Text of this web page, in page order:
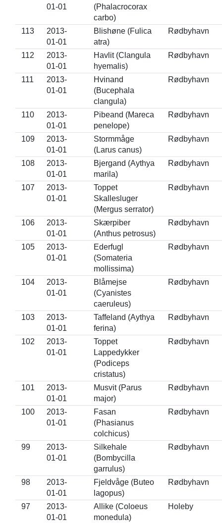
01-01
(Phalacrocorax
carbo)
113
2013-
01-01
Blishøne (Fulica
atra)
Rødbyhavn
112
2013-
01-01
Havlit (Clangula
hyemalis)
Rødbyhavn
111
2013-
01-01
Hvinand
(Bucephala
clangula)
Rødbyhavn
110
2013-
01-01
Pibeand (Mareca
penelope)
Rødbyhavn
109
2013-
01-01
Stormmåge
(Larus canus)
Rødbyhavn
108
2013-
01-01
Bjergand (Aythya
marila)
Rødbyhavn
107
2013-
01-01
Toppet
Skallesluger
(Mergus serrator)
Rødbyhavn
106
2013-
01-01
Skærpiber
(Anthus petrosus)
Rødbyhavn
105
2013-
01-01
Ederfugl
(Somateria
mollissima)
Rødbyhavn
104
2013-
01-01
Blåmejse
(Cyanistes
caeruleus)
Rødbyhavn
103
2013-
01-01
Taffeland (Aythya
ferina)
Rødbyhavn
102
2013-
01-01
Toppet
Lappedykker
(Podiceps
cristatus)
Rødbyhavn
101
2013-
01-01
Musvit (Parus
major)
Rødbyhavn
100
2013-
01-01
Fasan
(Phasianus
colchicus)
Rødbyhavn
99
2013-
01-01
Silkehale
(Bombycilla
garrulus)
Rødbyhavn
98
2013-
01-01
Fjeldvåge (Buteo
lagopus)
Rødbyhavn
97
2013-
01-01
Allike (Coloeus
monedula)
Holeby